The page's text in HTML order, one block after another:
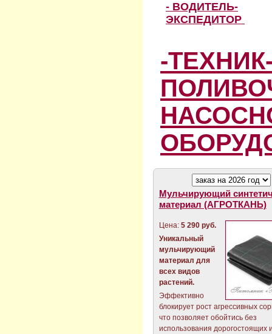
- ВОДИТЕЛЬ-
ЭКСПЕДИТОР
-
Мульчирующий
материал (АГРОТКАНЬ)
Цена: 5 290 руб.
Уникальный
мульчирующий
материал для
всех видов
растений.
Эффективно
блокирует рост агрессивных
что позволяет обойтись без
использования дорогостоящих